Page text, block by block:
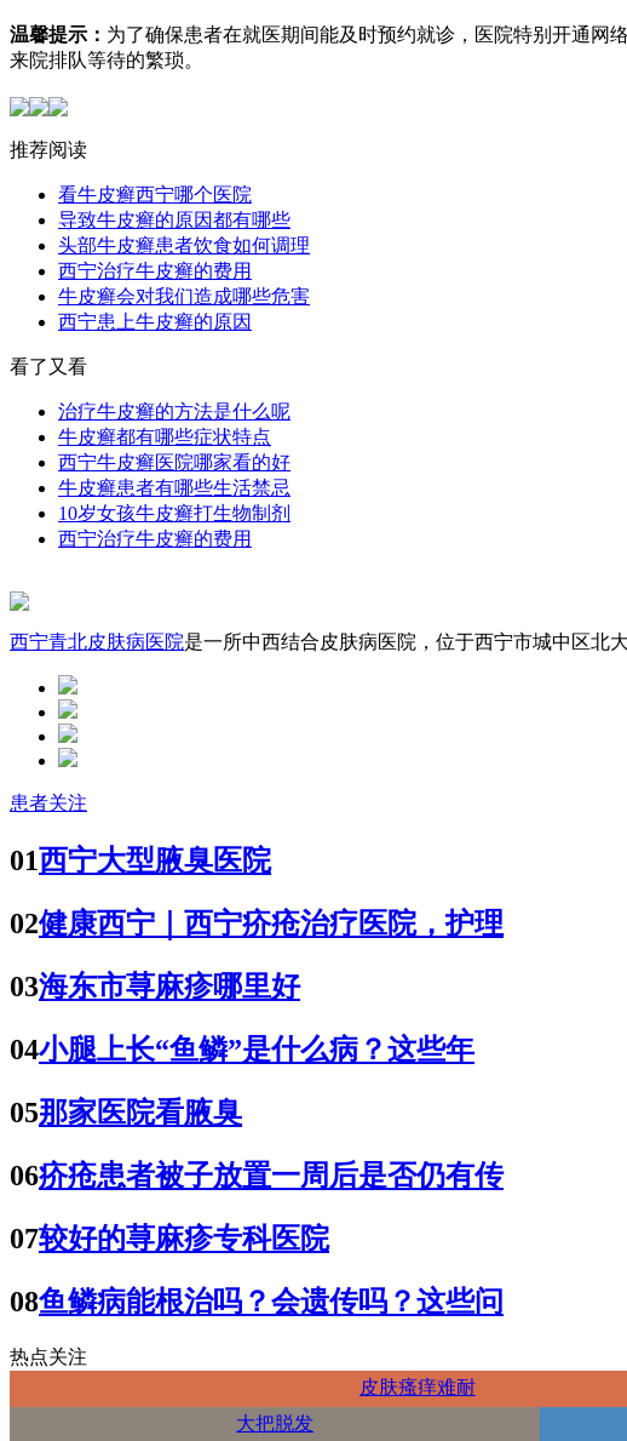
温馨提示： 为了确保患者在就医期间能及时预约就诊，医院特别开通网
来院排队等待的繁琐。
推荐阅读
看牛皮癣西宁哪个医院
导致牛皮癣的原因都有哪些
头部牛皮癣患者饮食如何调理
西宁治疗牛皮癣的费用
牛皮癣会对我们造成哪些危害
西宁患上牛皮癣的原因
看了又看
治疗牛皮癣的方法是什么呢
牛皮癣都有哪些症状特点
西宁牛皮癣医院哪家看的好
牛皮癣患者有哪些生活禁忌
10岁女孩牛皮癣打生物制剂
西宁治疗牛皮癣的费用
西宁青北皮肤病医院是一所中西结合皮肤病医院，位于西宁市城中区北
患者关注
01西宁大型腋臭医院
02健康西宁｜西宁疥疮治疗医院，护理
03海东市荨麻疹哪里好
04小腿上长“鱼鳞”是什么病？这些年
05那家医院看腋臭
06疥疮患者被子放置一周后是否仍有传
07较好的荨麻疹专科医院
08鱼鳞病能根治吗？会遗传吗？这些问
热点关注
皮肤瘙痒难耐
大把脱发